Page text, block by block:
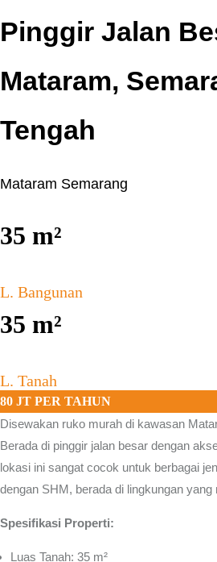
Pinggir Jalan
Mataram,
Tengah
Mataram Semarang
35 m²
L. Bangunan
35 m²
L. Tanah
80 JT PER TAHUN
Disewakan ruko murah di kawasan
Berada di pinggir jalan besar dengan
lokasi ini sangat cocok untuk berbagai
dengan SHM, berada di lingkungan
Spesifikasi Properti:
Luas Tanah: 35 m²